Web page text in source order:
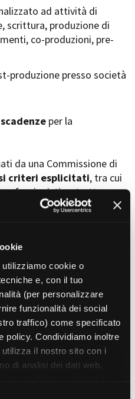
cookie o
e, con il tuo
(per personalizzare
funzionalità dei social
traffico) come specificato
policy. Condividiamo inoltre
il nostro sito con i
di analisi dei dati web,
Newsletter
Lavora con noi
Stage - Tirocini - Scuola e
Lavoro
per affidamento lavori in
economia
ad attività di
scrittura, produzione di
co-produzioni, pre-
produzione presso società
per la
da una Commissione di
criteri esplicitati, tra cui
e strutture
e l’effettiva
canali (proiezioni in sala,
piattaforme web...).